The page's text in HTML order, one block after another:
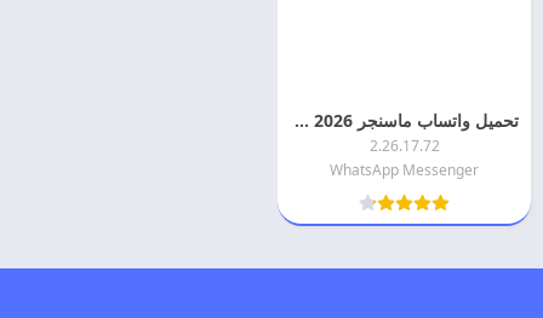
تحميل واتساب ماسنجر 2026 WhatsApp Messenger APK للاندرويد
2.26.17.72
WhatsApp Messenger